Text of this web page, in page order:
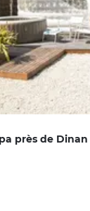
près de Dinan